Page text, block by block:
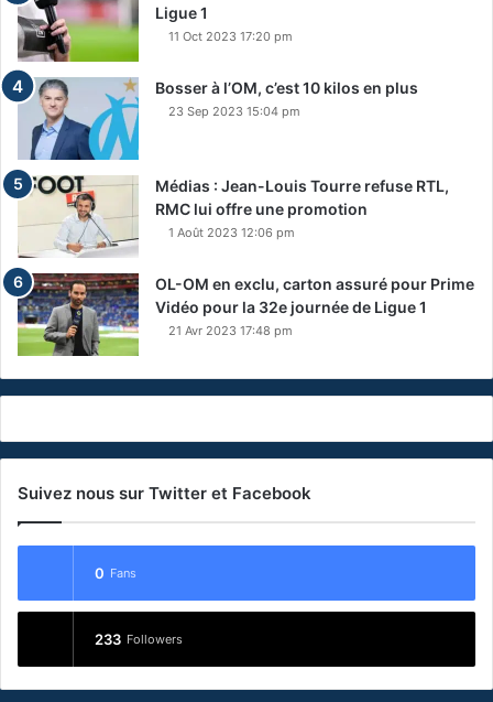
Ligue 1
11 Oct 2023 17:20 pm
Bosser à l’OM, c’est 10 kilos en plus
23 Sep 2023 15:04 pm
Médias : Jean-Louis Tourre refuse RTL,
RMC lui offre une promotion
1 Août 2023 12:06 pm
OL-OM en exclu, carton assuré pour Prime
Vidéo pour la 32e journée de Ligue 1
21 Avr 2023 17:48 pm
Suivez nous sur Twitter et Facebook
0 Fans
233 Followers